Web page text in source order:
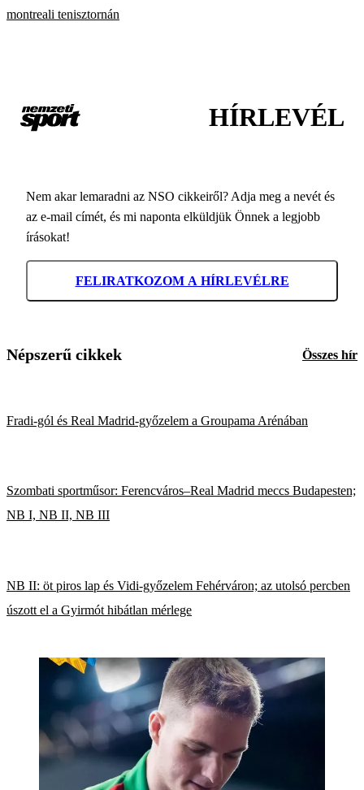
montreali tenisztornán
HÍRLEVÉL
Nem akar lemaradni az NSO cikkeiről? Adja meg a nevét és
az e-mail címét, és mi naponta elküldjük Önnek a legjobb
írásokat!
FELIRATKOZOM A HÍRLEVÉLRE
Népszerű cikkek Összes hír
Fradi-gól és Real Madrid-győzelem a Groupama Arénában
Szombati sportműsor: Ferencváros–Real Madrid meccs Budapesten;
NB I, NB II, NB III
NB II: öt piros lap és Vidi-győzelem Fehérváron; az utolsó percben
úszott el a Gyirmót hibátlan mérlege